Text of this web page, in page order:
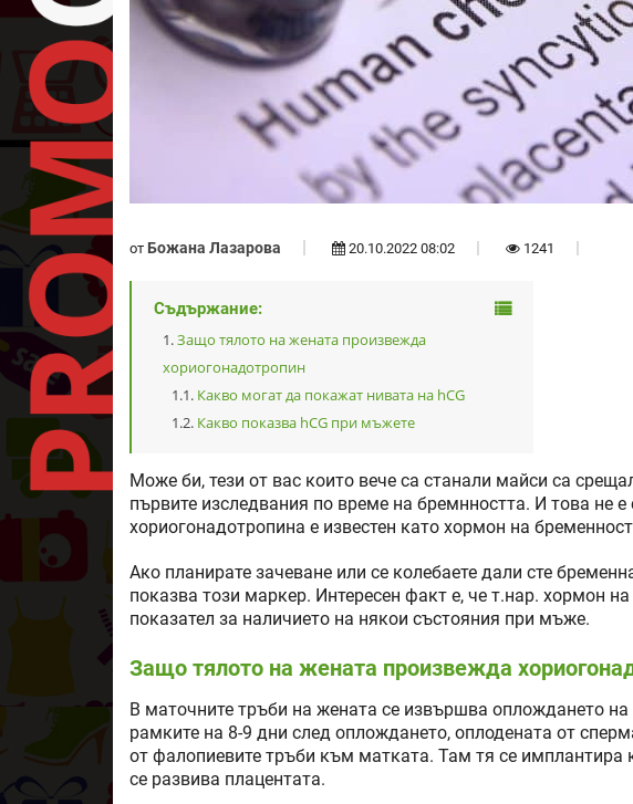
от Божана Лазарова 20.10.2022 08:02 1241
Съдържание:
Защо тялото на жената произвежда
хориогонадотропин
Какво могат да покажат нивата на hCG
Какво показва hCG при мъжете
Може би, тези от вас които вече са станали майси са
първите изследвания по време на бремнността. И това не
хориогонадотропина е известен като хормон на
Ако планирате зачеване или се колебаете дали сте
показва този маркер. Интересен факт е, че т.нар. хормон
показател за наличието на някои състояния при мъже.
Защо тялото на жената произвежда
В маточните тръби на жената се извършва оплождането
рамките на 8-9 дни след оплождането, оплодената от
от фалопиевите тръби към матката. Там тя се имплантира
се развива плацентата.